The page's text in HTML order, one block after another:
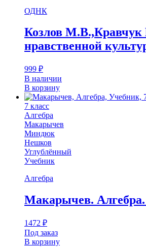
ОДНК
Козлов
нравственной
999 ₽
В наличии
В корзину
7 класс
Алгебра
Макарычев
Миндюк
Нешков
Углублённый
Учебник
Алгебра
Макарычев.
1472 ₽
Под заказ
В корзину